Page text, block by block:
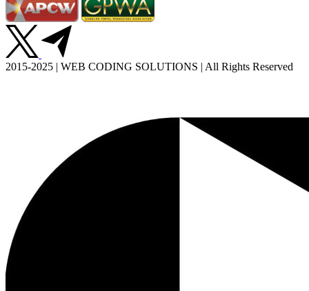
2015-2025 | WEB CODING SOLUTIONS | All Rights Reserved